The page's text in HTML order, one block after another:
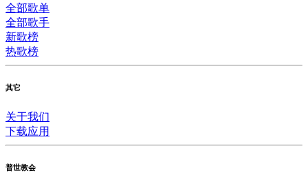
全部歌单
全部歌手
新歌榜
热歌榜
其它
关于我们
下载应用
普世教会